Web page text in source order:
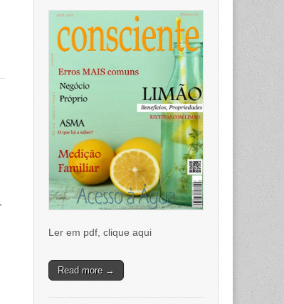
Ler em pdf, clique aqui
Read more →